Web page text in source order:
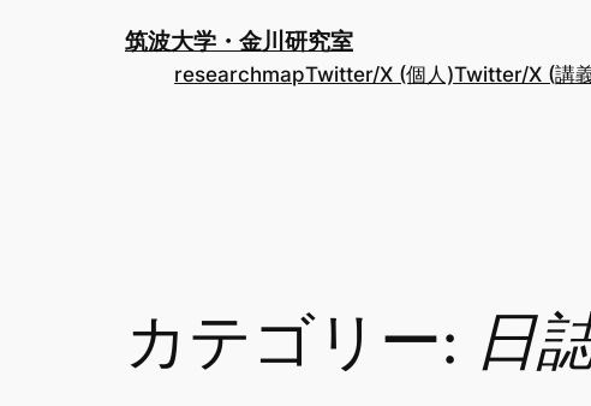
筑波大学・金川研究室
researchmapTwitter/X (個人)Twitter/X (講
カテゴリー: 日